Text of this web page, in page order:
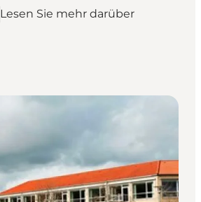
Lesen Sie mehr darüber